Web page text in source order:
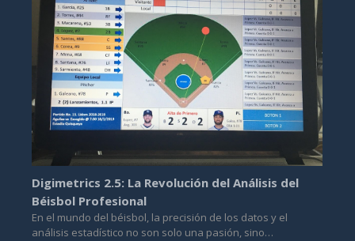
Digimetrics 2.5: La Revolución del Análisis del
Béisbol Profesional
En el mundo del béisbol, la precisión de los datos y el
análisis estadístico no son solo una pasión, sino…